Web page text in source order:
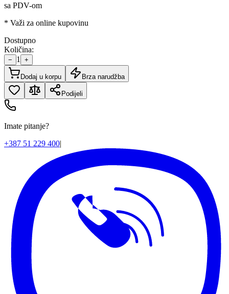
sa PDV-om
* Važi za online kupovinu
Dostupno
Količina:
− 1 +
Dodaj u korpu Brza narudžba
Podijeli
Imate pitanje?
+387 51 229 400|